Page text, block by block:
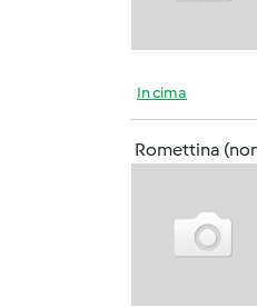
In cima
Romettina